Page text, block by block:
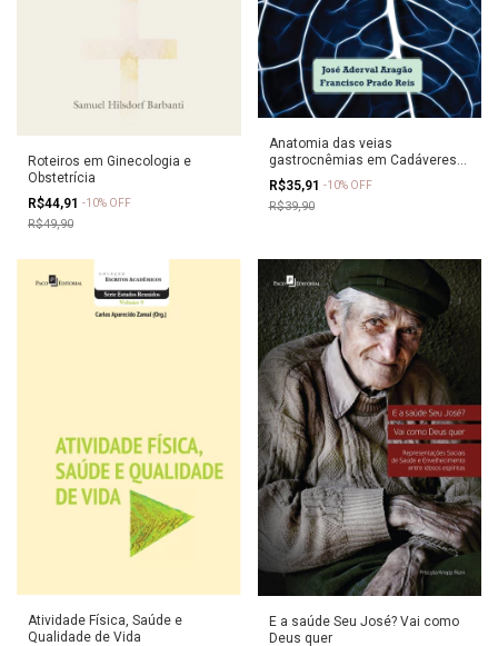
Roteiros em Ginecologia e
Obstetrícia
R$44,91 -10% OFF
R$49,90
Anatomia das veias
gastrocnêmias em Cadáveres
Humanos Adultos
R$35,91 -10% OFF
R$39,90
Atividade Física, Saúde e
Qualidade de Vida
E a saúde Seu José? Vai como
Deus quer